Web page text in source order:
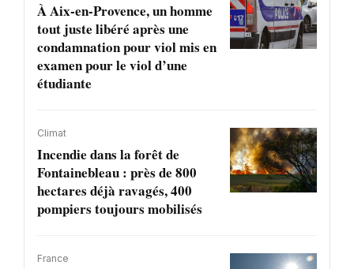
À Aix-en-Provence, un homme
tout juste libéré après une
condamnation pour viol mis en
examen pour le viol d’une
étudiante
Climat
Incendie dans la forêt de
Fontainebleau : près de 800
hectares déjà ravagés, 400
pompiers toujours mobilisés
France